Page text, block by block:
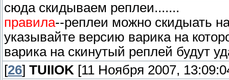
сюда скидываем реплеи.......
правила--реплеи можно скидыать
указывайте версию варика на
варика на скинутый реплей будут
[26] TUIIOK [11 Ноября 2007,